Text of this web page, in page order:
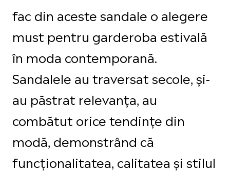
fac din aceste sandale o alegere
must pentru garderoba estivală
în moda contemporană.
Sandalele au traversat secole, și-
au păstrat relevanța, au
combătut orice tendințe din
modă, demonstrând că
funcționalitatea, calitatea și stilul